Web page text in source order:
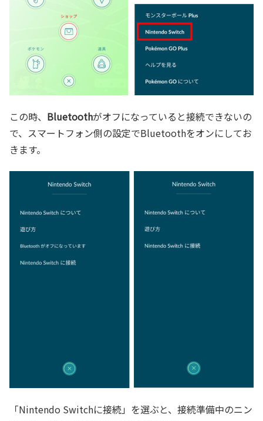
この時、 Bluetoothがオフになっていると接続できないの
で、スマートフォン側の設定でBluetoothをオンにしてお
きます。
「Nintendo Switchに接続」を選ぶと、接続準備中のニン